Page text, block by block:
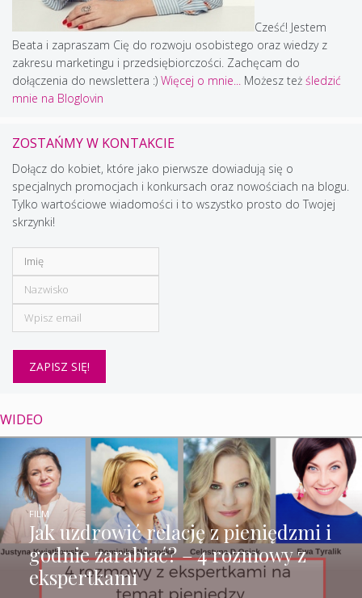
Cześć! Jestem
Beata i zapraszam Cię do rozwoju osobistego oraz wiedzy z
zakresu marketingu i przedsiębiorczości. Zachęcam do
dołączenia do newslettera :) Więcej o mnie... Możesz też śledzić
mnie na Bloglovin
ZOSTAŃMY W KONTAKCIE
Dołącz do kobiet, które jako pierwsze dowiadują się o
specjalnych promocjach i konkursach oraz nowościach na blogu.
Tylko wartościowe wiadomości i to wszystko prosto do Twojej
skrzynki!
WIDEO
Jak uzdrowić relację z pieniędzmi i
godnie zarabiać? – 4 rozmowy z
ekspertkami
FILM